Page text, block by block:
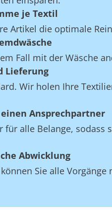
je Textil
Artikel die optimale
Fall mit der Wäsche
Lieferung
Wir holen Ihre
Ansprechpartner
alle Belange,
Abwicklung
Sie alle